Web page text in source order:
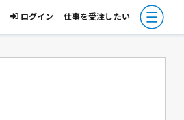
ログイン 仕事を受注したい